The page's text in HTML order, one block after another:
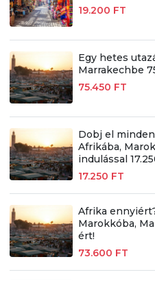
19.200 FT
Egy hetes
Marrakechbe
75.450 FT
Dobj el
Afrikába,
indulással
17.250 FT
Afrika
Marokkóba,
ért!
73.600 FT